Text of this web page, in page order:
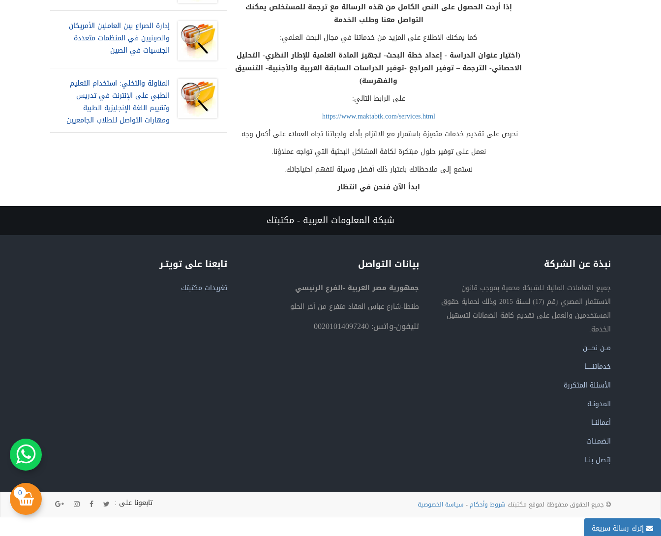
إذا أردت الحصول على النص الكامل من هذه الرسالة مع ترجمة للمستخلص يمكنك
التواصل معنا وطلب الخدمة
كما يمكنك الاطلاع على المزيد من خدماتنا في مجال البحث العلمي:
(اختيار عنوان الدراسة - إعداد خطة البحث- تجهيز المادة العلمية للإطار النظري- التحليل
الاحصائي- الترجمة – توفير المراجع -توفير الدراسات السابقة العربية والأجنبية- التنسيق
والفهرسة)
على الرابط التالي:
https://www.maktabtk.com/services.html
نحرص على تقديم خدمات متميزة باستمرار مع الالتزام بأداء واجباتنا تجاه العملاء على أكمل وجه.
نعمل على توفير حلول مبتكرة لكافة المشاكل البحثية التي تواجه عملاؤنا.
نستمع إلى ملاحظاتك باعتبار ذلك أفضل وسيلة لتفهم احتياجاتك.
ابدأ الآن فنحن في انتظار
إدارة الصراع بين العاملين الأمريكان
والصينيين في المنظمات متعددة
الجنسيات في الصين
المناولة والتخلي: استخدام التعليم
الطبي على الإنترنت في تدريس
وتقييم اللغة الإنجليزية الطبية
ومهارات التواصل للطلاب الجامعيين
0
شبكة المعلومات العربية - مكتبتك
نبذة عن الشركة
جميع التعاملات المالية للشبكة محمية بموجب قانون
الاستثمار المصري رقم (17) لسنة 2015 وذلك لحماية حقوق
المستخدمين والعمل على تقديم كافة الضمانات لتسهيل
الخدمة.
مــن نحــــن
خدماتنــــــا
الأسئلة المتكررة
المدونــة
أعمالنــا
الضمنـات
إتصل بنــا
بيانات التواصل
جمهورية مصر العربية -الفرع الرئيسي
طنطا-شارع عباس العقاد متفرع من أخر الحلو
تليفون-واتس: 00201014097240
تابعنا على تويتـر
تغريدات مكتبتك
جميع الحقوق محفوظة لموقع مكتبتك شروط وأحكام- سياسة الخصوصية
تابعونا على :
إترك رسالة سريعة